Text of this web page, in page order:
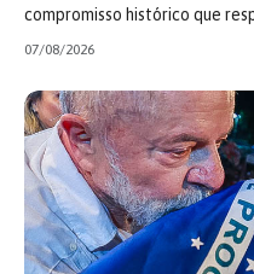
compromisso histórico que
07/08/2026